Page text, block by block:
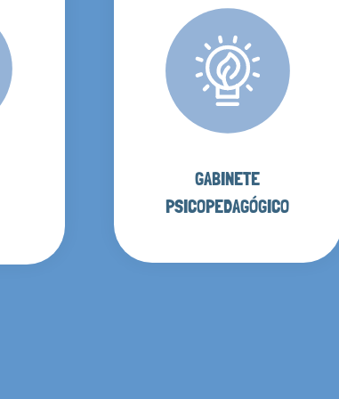
GABINETE
PSICOPEDAGÓGICO